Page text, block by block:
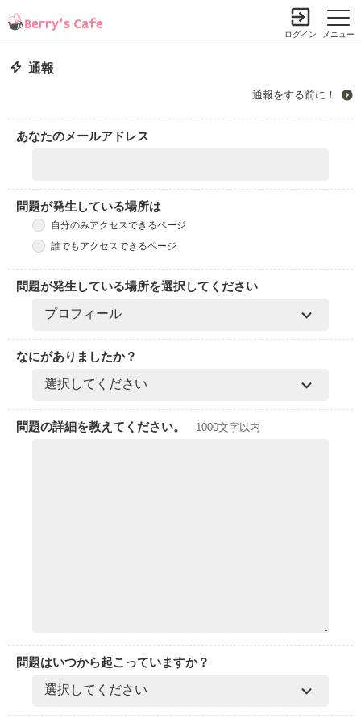
メニュー
ログイン
通報
通報をする前に！
あなたのメールアドレス
問題が発生している場所は
自分のみアクセスできるページ
誰でもアクセスできるページ
問題が発生している場所を選択してください
なにがありましたか？
問題の詳細を教えてください。 1000文字以内
問題はいつから起こっていますか？